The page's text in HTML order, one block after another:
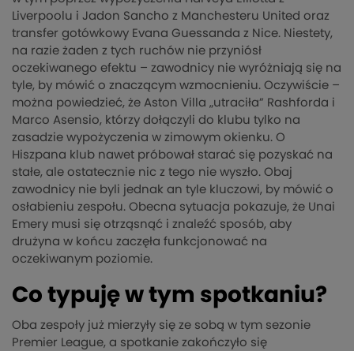
Liverpoolu i Jadon Sancho z Manchesteru United oraz
transfer gotówkowy Evana Guessanda z Nice. Niestety,
na razie żaden z tych ruchów nie przyniósł
oczekiwanego efektu – zawodnicy nie wyróżniają się na
tyle, by mówić o znaczącym wzmocnieniu. Oczywiście –
można powiedzieć, że Aston Villa „utraciła” Rashforda i
Marco Asensio, którzy dołączyli do klubu tylko na
zasadzie wypożyczenia w zimowym okienku. O
Hiszpana klub nawet próbował starać się pozyskać na
stałe, ale ostatecznie nic z tego nie wyszło. Obaj
zawodnicy nie byli jednak an tyle kluczowi, by mówić o
osłabieniu zespołu. Obecna sytuacja pokazuje, że Unai
Emery musi się otrząsnąć i znaleźć sposób, aby
drużyna w końcu zaczęła funkcjonować na
oczekiwanym poziomie.
Co typuję w tym spotkaniu?
Oba zespoły już mierzyły się ze sobą w tym sezonie
Premier League, a spotkanie zakończyło się